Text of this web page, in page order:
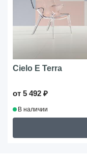
Cielo E Terra
от 5 492 ₽
В наличии